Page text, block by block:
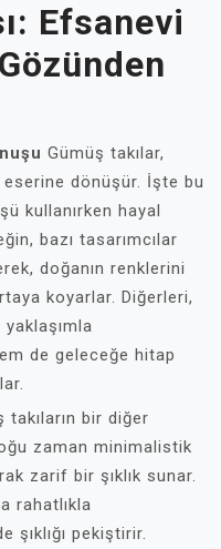
Efsanevi
Gümüş takılar,
dönüşür. İşte bu
kullanırken hayal
bazı tasarımcılar
doğanın renklerini
koyarlar. Diğerleri,
de geleceğe hitap
takıların bir diğer
zaman minimalistik
zarif bir şıklık sunar.
rahatlıkla
şıklığı pekiştirir.